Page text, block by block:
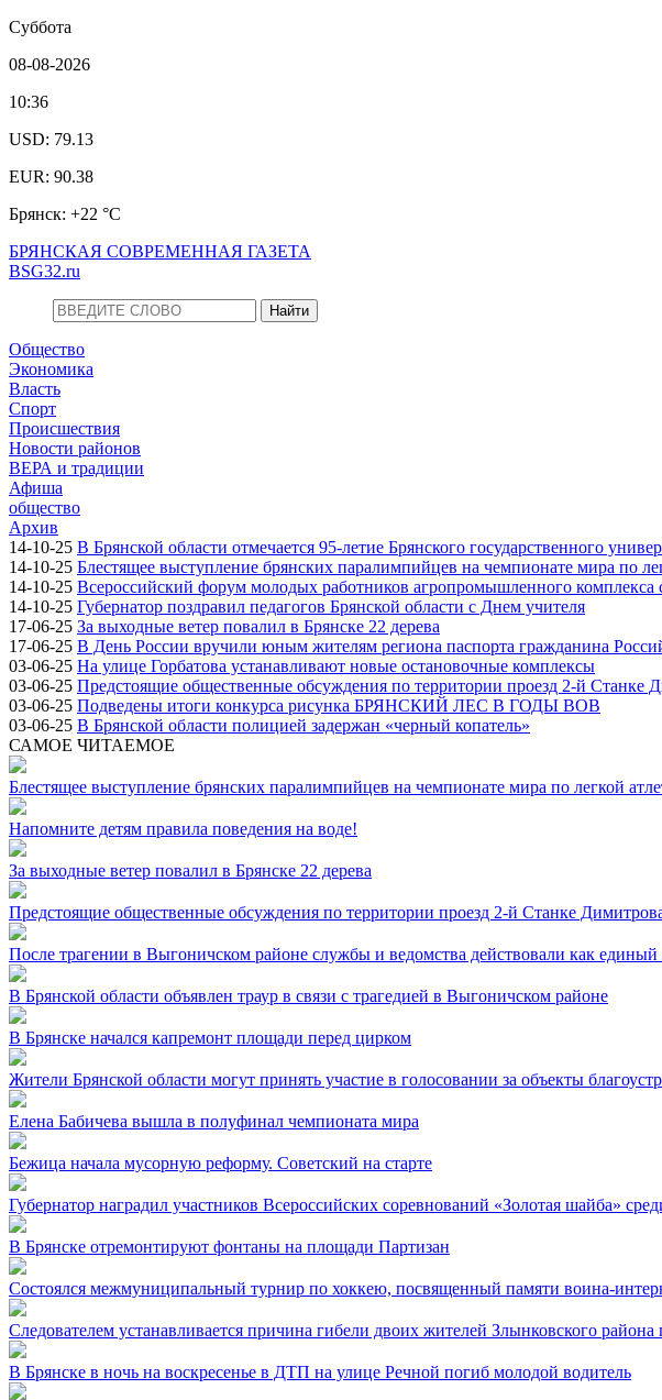
Суббота
08-08-2026
10:36
USD: 79.13
EUR: 90.38
Брянск: +22 °С
БРЯНСКАЯ СОВРЕМЕННАЯ ГАЗЕТА
BSG32.ru
Общество
Экономика
Власть
Спорт
Происшествия
Новости районов
ВЕРА и традиции
Афиша
общество
Архив
14-10-25 В Брянской области отмечается 95-летие Брянского государственного
14-10-25 Блестящее выступление брянских паралимпийцев на чемпионате мира по
14-10-25 Всероссийский форум молодых работников агропромышленного комплекса
14-10-25 Губернатор поздравил педагогов Брянской области с Днем учителя
17-06-25 За выходные ветер повалил в Брянске 22 дерева
17-06-25 В День России вручили юным жителям региона паспорта гражданина
03-06-25 На улице Горбатова устанавливают новые остановочные комплексы
03-06-25 Предстоящие общественные обсуждения по территории проезд 2-й Станке
03-06-25 Подведены итоги конкурса рисунка БРЯНСКИЙ ЛЕС В ГОДЫ ВОВ
03-06-25 В Брянской области полицией задержан «черный копатель»
САМОЕ ЧИТАЕМОЕ
Блестящее выступление брянских паралимпийцев на чемпионате мира по легкой
Напомните детям правила поведения на воде!
За выходные ветер повалил в Брянске 22 дерева
Предстоящие общественные обсуждения по территории проезд 2-й Станке
После трагении в Выгоничском районе службы и ведомства действовали как единый
В Брянской области объявлен траур в связи с трагедией в Выгоничском районе
В Брянске начался капремонт площади перед цирком
Жители Брянской области могут принять участие в голосовании за объекты
Елена Бабичева вышла в полуфинал чемпионата мира
Бежица начала мусорную реформу. Советский на старте
Губернатор наградил участников Всероссийских соревнований «Золотая шайба»
В Брянске отремонтируют фонтаны на площади Партизан
Состоялся межмуниципальный турнир по хоккею, посвященный памяти воина-
Следователем устанавливается причина гибели двоих жителей Злынковского
В Брянске в ночь на воскресенье в ДТП на улице Речной погиб молодой водитель